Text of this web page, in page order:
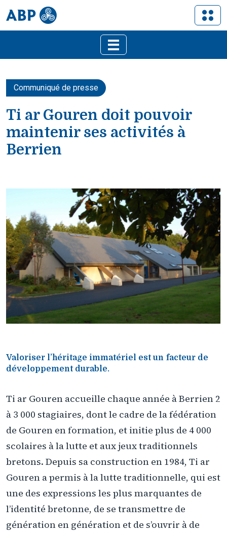
Communiqué de presse
Ti ar Gouren doit pouvoir
maintenir ses activités à
Berrien
Valoriser l’héritage immatériel est un facteur de
développement durable.
Ti ar Gouren accueille chaque année à Berrien 2
à 3 000 stagiaires, dont le cadre de la fédération
de Gouren en formation, et initie plus de 4 000
scolaires à la lutte et aux jeux traditionnels
bretons. Depuis sa construction en 1984, Ti ar
Gouren a permis à la lutte traditionnelle, qui est
une des expressions les plus marquantes de
l’identité bretonne, de se transmettre de
génération en génération et de s’ouvrir à de